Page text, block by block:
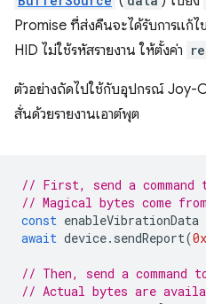
Promise ที่ส่งคืนจะได้รับการแก้
HID ไม่ใช้รหัสรายงาน ให้ตั้งค่า
ตัวอย่างถัดไปใช้กับอุปกรณ์ Joy-
สั่นด้วยรายงานเอาต์พุต
// First, send a
// Magical bytes come
const enableVibrationData
await device. sendReport(
// Then, send a command
// Actual bytes are